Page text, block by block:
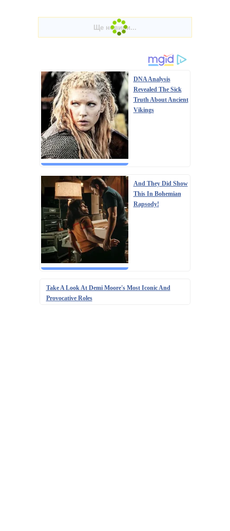
DNA Analysis
Revealed The Sick
Truth About Ancient
Vikings
And They Did Show
This In Bohemian
Rapsody!
Take A Look At Demi Moore's Most Iconic And
Provocative Roles